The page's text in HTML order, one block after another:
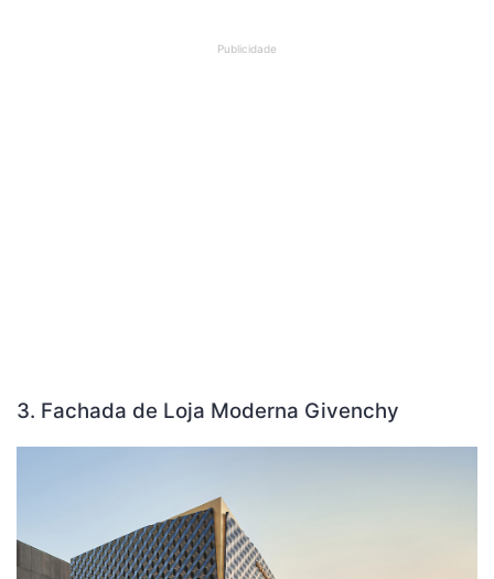
3. Fachada de Loja Moderna Givenchy